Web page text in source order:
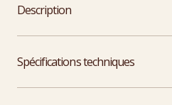
Description
Spécifications techniques